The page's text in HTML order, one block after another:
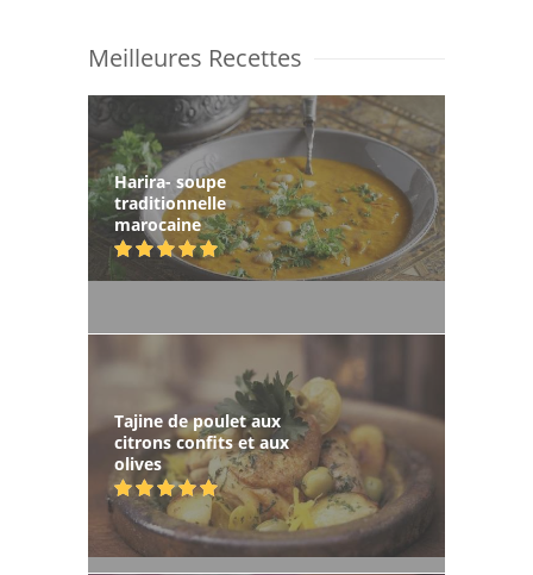
Meilleures Recettes
Harira- soupe
traditionnelle
marocaine
Tajine de poulet aux
citrons confits et aux
olives